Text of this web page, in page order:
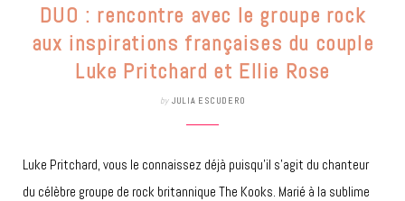
DUO : rencontre avec le groupe rock
aux inspirations françaises du couple
Luke Pritchard et Ellie Rose
by JULIA ESCUDERO
Luke Pritchard, vous le connaissez déjà puisqu’il s’agit du chanteur
du célèbre groupe de rock britannique The Kooks. Marié à la sublime